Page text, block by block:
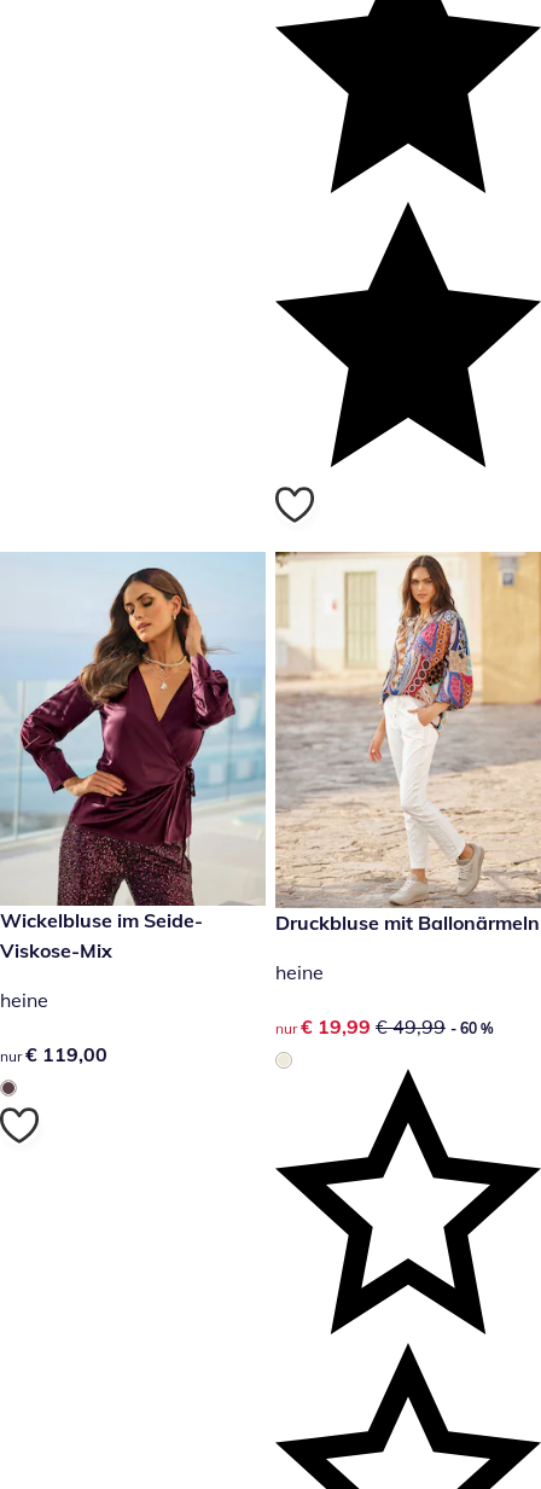
€ 119,00
Wickelbluse im Seide-
Viskose-Mix
heine
€ 119,00
nur € 119,00
reduzierter Preis € 19,99,
- 60 %
Druckbluse mit Ballonärmeln
heine
reduzierter Preis € 19,99,
nur € 19,99 € 49,99 - 60 %